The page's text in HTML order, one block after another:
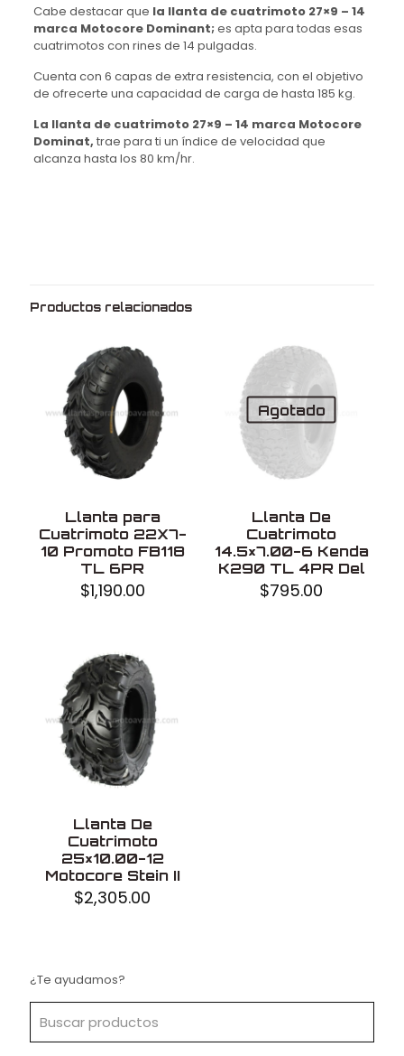
Cabe destacar que la llanta de cuatrimoto 27×9 – 14
marca Motocore Dominant; es apta para todas esas
cuatrimotos con rines de 14 pulgadas.
Cuenta con 6 capas de extra resistencia, con el objetivo
de ofrecerte una capacidad de carga de hasta 185 kg.
La llanta de cuatrimoto 27×9 – 14 marca Motocore
Dominat, trae para ti un índice de velocidad que
alcanza hasta los 80 km/hr.
Rin
Modelo
Dominant
Sin cámara
Fabricado en
Productos relacionados
Llanta para
Cuatrimoto 22X7-
10 Promoto FB118
TL 6PR
$1,190.00
Agotado
Llanta De
Cuatrimoto
14.5×7.00-6 Kenda
K290 TL 4PR Del
$795.00
Llanta De
Cuatrimoto
25×10.00-12
Motocore Stein II
$2,305.00
¿Te ayudamos?